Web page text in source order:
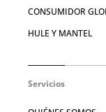
CONSUMIDOR
HULE Y MANTEL
Servicios